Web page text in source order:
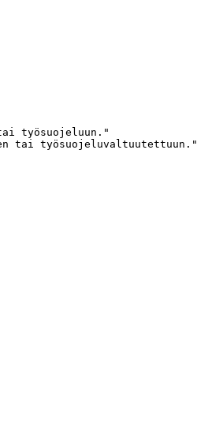
työsuojeluun."
tai työsuojeluvaltuutettuun."